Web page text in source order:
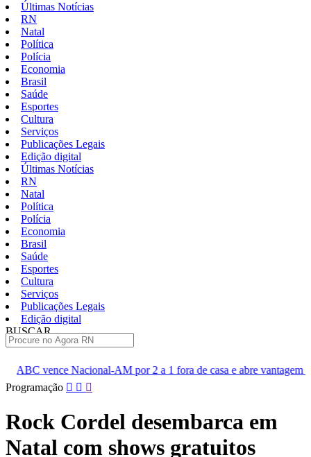
Últimas Notícias
RN
Natal
Política
Polícia
Economia
Brasil
Saúde
Esportes
Cultura
Serviços
Publicações Legais
Edição digital
Últimas Notícias
RN
Natal
Política
Polícia
Economia
Brasil
Saúde
Esportes
Cultura
Serviços
Publicações Legais
Edição digital
BUSCAR
AM por 2 a 1 fora de casa e abre vantagem nas quartas
Cine
Pular
para
conteúdo
Programação
Rock Cordel desembarca em
Natal com shows gratuitos